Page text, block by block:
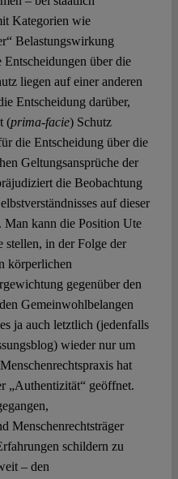
Kategorien wie
Belastungswirkung
Entscheidungen über die
liegen auf einer anderen
Entscheidung darüber,
(prima-facie) Schutz
die Entscheidung über die
Geltungsansprüche der
die Beobachtung
auf dieser
Man kann die Position Ute
stellen, in der Folge der
körperlichen
gegenüber den
Gemeinwohlbelangen
ja auch letztlich (jedenfalls
wieder nur um
hat
„Authentizität“ geöffnet.
Menschenrechtsträger
schildern zu
– den